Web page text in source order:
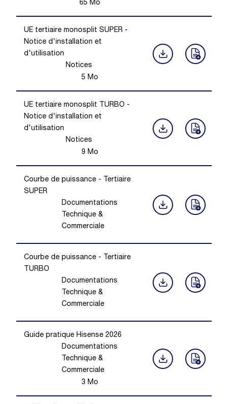
65 Mo
UE tertiaire monosplit SUPER -
Notice d'installation et
d'utilisation
Notices
5 Mo
UE tertiaire monosplit TURBO -
Notice d'installation et
d'utilisation
Notices
9 Mo
Courbe de puissance - Tertiaire
SUPER
Documentations
Technique &
Commerciale
Courbe de puissance - Tertiaire
TURBO
Documentations
Technique &
Commerciale
Guide pratique Hisense 2026
Documentations
Technique &
Commerciale
3 Mo